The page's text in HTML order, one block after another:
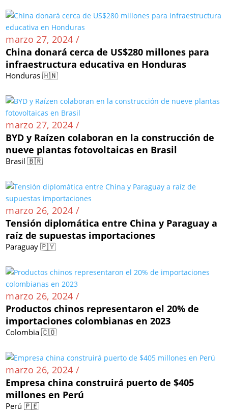
marzo 27, 2024 /
China donará cerca de US$280 millones para
infraestructura educativa en Honduras
Honduras 🇭🇳
marzo 27, 2024 /
BYD y Raízen colaboran en la construcción de
nueve plantas fotovoltaicas en Brasil
Brasil 🇧🇷
marzo 26, 2024 /
Tensión diplomática entre China y Paraguay a
raíz de supuestas importaciones
Paraguay 🇵🇾
marzo 26, 2024 /
Productos chinos representaron el 20% de
importaciones colombianas en 2023
Colombia 🇨🇴
marzo 26, 2024 /
Empresa china construirá puerto de $405
millones en Perú
Perú 🇵🇪